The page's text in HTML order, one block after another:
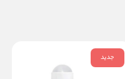
جدید